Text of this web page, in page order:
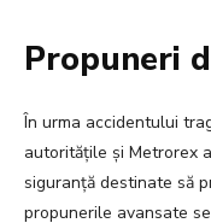
Propuneri
În urma accidentului
autoritățile și Metrorex
siguranță destinate să
propunerile avansate